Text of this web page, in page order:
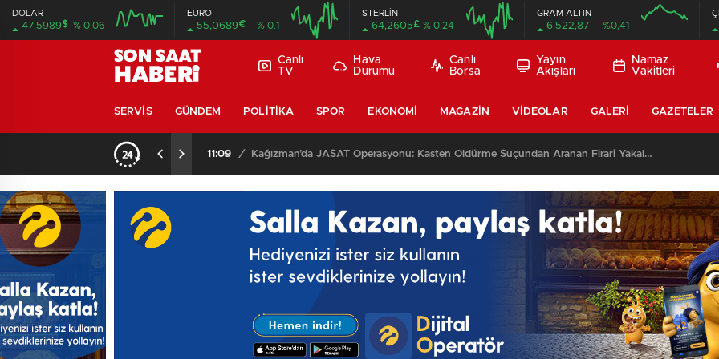
DOLAR
47,5989$ % 0.06
EURO
55,0689€ % 0.1
STERLİN
64,2605£ % 0.24
GRAM ALTIN
6.522,87 %0,41
Canlı
TV
Hava
Durumu
Canlı
Borsa
Yayın
Akışları
Namaz
Vakitleri
SERVIS GÜNDEM POLITIKA SPOR EKONOMI MAGAZIN VIDEOLAR GALERI GAZETELER
11:09 / Kağızman’da JASAT Operasyonu: Kasten Öldürme Suçundan Aranan Firari Yakalandı